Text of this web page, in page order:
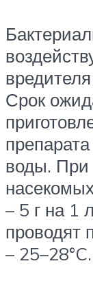
Срок
воды. При
– 5 г на 1
проводят
– 25–28°C.